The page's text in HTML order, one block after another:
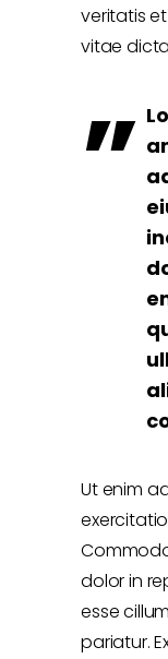
veritatis
vitae dicta
Ut enim
dolor in
esse
pariatur.